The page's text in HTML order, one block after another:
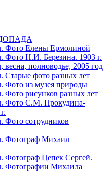
Фото Елены Ермолиной
Фото Н.И. Березина. 1903 г.
весна, полноводье, 2005 год
Старые фото разных лет
Фото из музея природы
Фото рисунков разных лет
Фото С.М. Прокудина-
Фото сотрудников
Фотограф Михаил
Фотограф Цепек Сергей.
Фотографии Михаила